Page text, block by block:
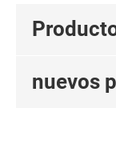
nuevos